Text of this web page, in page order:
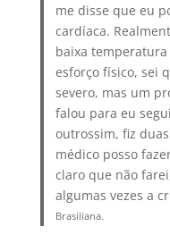
me disse que eu
cardíaca.
baixa
esforço físico, sei
severo, mas um
falou para eu
outrossim, fiz
médico posso
claro que não
algumas vezes a
Brasiliana.